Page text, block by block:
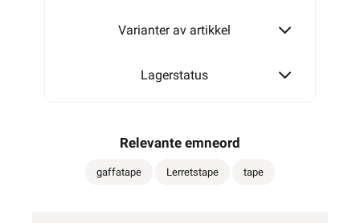
Varianter av artikkel
Lagerstatus
Relevante emneord
gaffatape Lerretstape tape